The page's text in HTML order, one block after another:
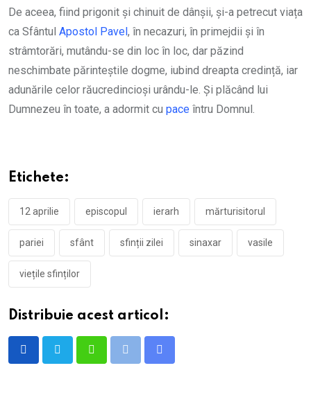
De aceea, fiind prigonit și chinuit de dânșii, și-a petrecut viața
ca Sfântul Apostol Pavel, în necazuri, în primejdii și în
strâmtorări, mutându-se din loc în loc, dar păzind
neschimbate părinteștile dogme, iubind dreapta credință, iar
adunările celor răucredincioși urându-le. Și plăcând lui
Dumnezeu în toate, a adormit cu pace întru Domnul.
Etichete:
12 aprilie episcopul ierarh mărturisitorul
pariei sfânt sfinții zilei sinaxar vasile
viețile sfinților
Distribuie acest articol: